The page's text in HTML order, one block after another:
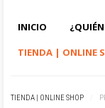
INICIO
TIENDA | ONLINE
TIENDA | ONLINE SHOP